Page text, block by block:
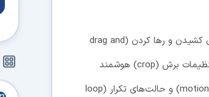
کاربران می‌توانند دموهای حرفه‌ای با ویرایش در جدول زمانی (timeline)، کنترل‌های کشیدن و رها کردن (drag and
drop)، حاشیه‌نویسی (annotation)، بخش‌های متغیر با سرعت (speed regions) و تنظیمات برش (crop) هوشمند
بسازند. همچنین از افکت‌های صاف کردن موس، افکت کلیک، محو شدن حرکت (motion blur) و حالت‌های تکرار (loop